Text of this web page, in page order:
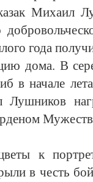
Михаил
года
дома. В
в начале
Лушников
к
в честь